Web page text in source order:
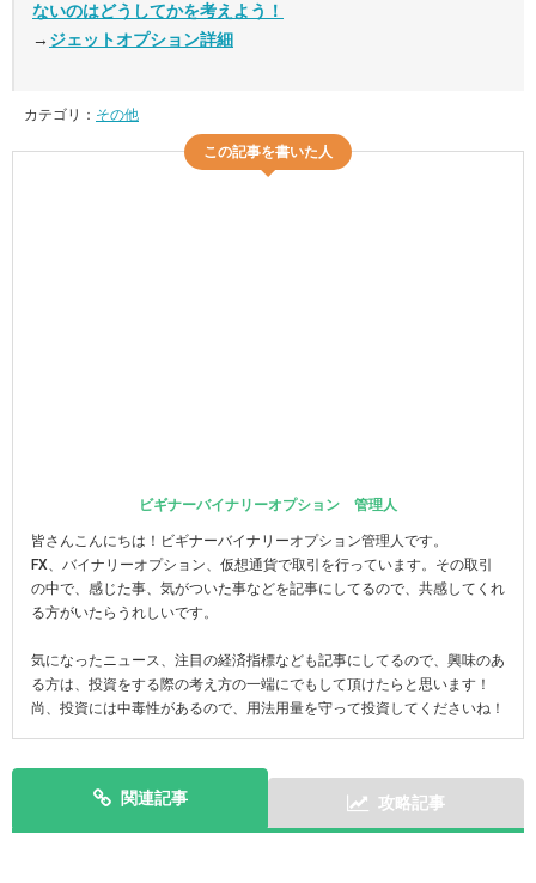
ないのはどうしてかを考えよう！
→ ジェットオプション詳細
カテゴリ： その他
この記事を書いた人
ビギナーバイナリーオプション 管理人
皆さんこんにちは！ビギナーバイナリーオプション管理人です。
FX、バイナリーオプション、仮想通貨で取引を行っています。その取引
の中で、感じた事、気がついた事などを記事にしてるので、共感してくれ
る方がいたらうれしいです。
気になったニュース、注目の経済指標なども記事にしてるので、興味のあ
る方は、投資をする際の考え方の一端にでもして頂けたらと思います！
尚、投資には中毒性があるので、用法用量を守って投資してくださいね！
関連記事 攻略記事